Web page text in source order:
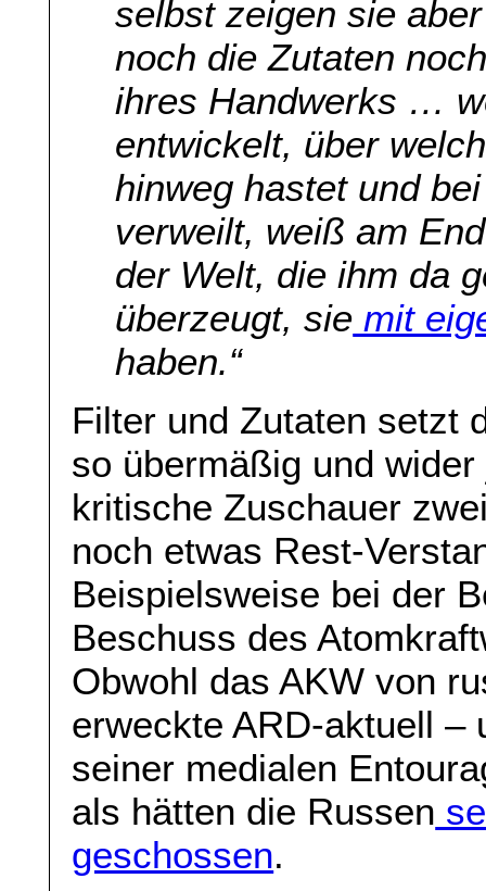
selbst zeigen sie
noch die Zutaten
ihres Handwerks …
entwickelt, über
hinweg hastet und
verweilt, weiß am
der Welt, die ihm da
überzeugt, sie mit
haben.“
Filter und Zutaten setzt
so übermäßig und
kritische Zuschauer
noch etwas Rest-
Beispielsweise bei der
Beschuss des
Obwohl das AKW von
erweckte ARD-aktuell –
seiner medialen
als hätten die Russen
geschossen.